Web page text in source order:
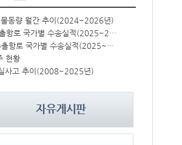
물동량 월간 추이(2024~2026년)
2분기 亞-미국 수출항로 국가별 수송실적(2025~2026년)
상반기 亞-미국 수출항로 국가별 수송실적(2025~2026년)
현황
사고 추이(2008~2025년)